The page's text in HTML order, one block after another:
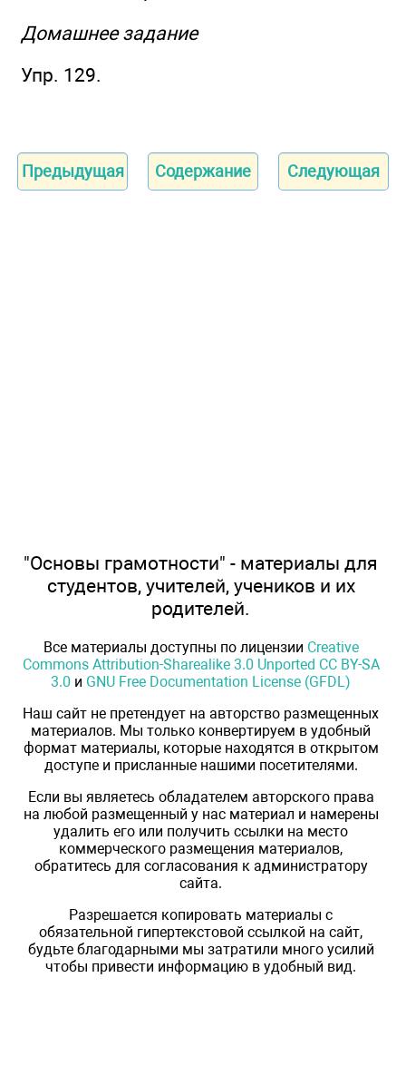
Домашнее задание
Упр. 129.
Предыдущая Содержание Следующая
"Основы грамотности" - материалы для
студентов, учителей, учеников и их
родителей.
Все материалы доступны по лицензии Creative
Commons Attribution-Sharealike 3.0 Unported CC BY-SA
3.0 и GNU Free Documentation License (GFDL)
Наш сайт не претендует на авторство размещенных
материалов. Мы только конвертируем в удобный
формат материалы, которые находятся в открытом
доступе и присланные нашими посетителями.
Если вы являетесь обладателем авторского права
на любой размещенный у нас материал и намерены
удалить его или получить ссылки на место
коммерческого размещения материалов,
обратитесь для согласования к администратору
сайта.
Разрешается копировать материалы с
обязательной гипертекстовой ссылкой на сайт,
будьте благодарными мы затратили много усилий
чтобы привести информацию в удобный вид.